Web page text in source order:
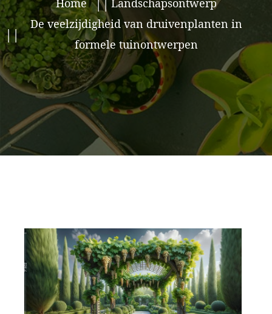
Home
Landschapsontwerp
De veelzijdigheid van druivenplanten in
formele tuinontwerpen